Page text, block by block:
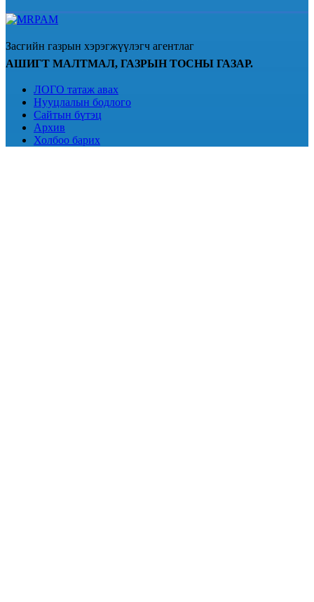
Засгийн газрын хэрэгжүүлэгч агентлаг
АШИГТ МАЛТМАЛ, ГАЗРЫН ТОСНЫ ГАЗАР.
ЛОГО татаж авах
Нууцлалын бодлого
Сайтын бүтэц
Архив
Холбоо барих